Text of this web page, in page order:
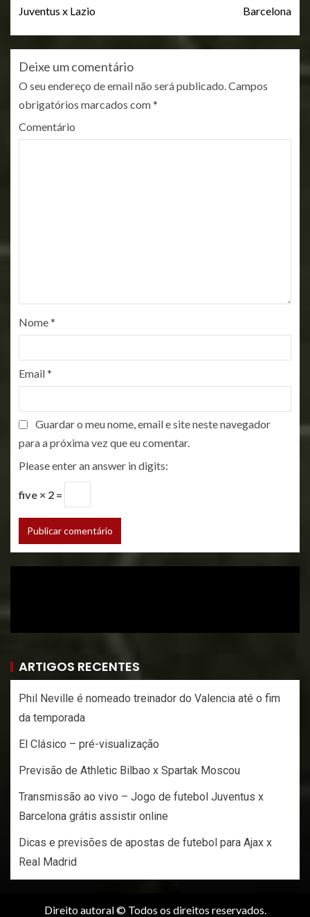
Juventus x Lazio
Barcelona
Deixe um comentário
O seu endereço de email não será publicado.Campos
obrigatórios marcados com*
Comentário
Nome*
Email*
Guardar o meu nome, email e site neste navegador
para a próxima vez que eu comentar.
Please enter an answer in digits:
five × 2 =
ARTIGOS RECENTES
Phil Neville é nomeado treinador do Valencia até o fim
da temporada
El Clásico – pré-visualização
Previsão de Athletic Bilbao x Spartak Moscou
Transmissão ao vivo – Jogo de futebol Juventus x
Barcelona grátis assistir online
Dicas e previsões de apostas de futebol para Ajax x
Real Madrid
Direito autoral © Todos os direitos reservados.